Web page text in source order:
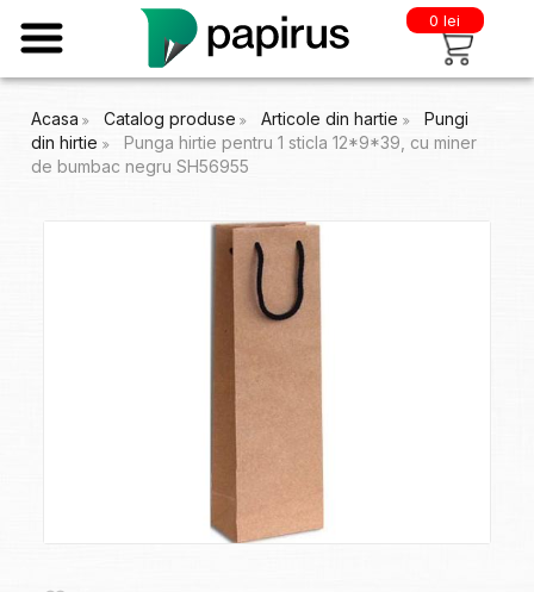
0 lei
Acasa Catalog produse Articole din hartie
Pungi
din hirtie
Punga hirtie pentru 1 sticla 12*9*39, cu miner
de bumbac negru SH56955